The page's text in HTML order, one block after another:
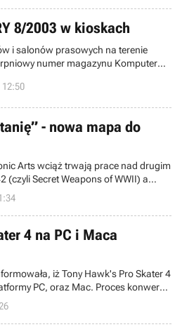
stawali się nieustraszonymi
8/2003 w kioskach
i salonów prasowych na terenie
numer magazynu Komputer
dołączone zostały dwie płyty
ratunkowego - Search and
tekstów na temat gier i
12:50
- nowa mapa do
Arts wciąż trwają prace nad drugim
(czyli Secret Weapons of WWII) a
pt. Battlefield Vietnam. Nie
oryginalnej wersji omawianej
znudzeni oczekiwać premiery
na oficjalnej stronie gry ukaże się
tym razem bitwę o Wielką
4 na PC i Maca
PC, oraz Mac. Proces konwersji
Beenox Inc. oraz
zajmuje się wydaniem wersji PC.
się na półkach sklepowych pod